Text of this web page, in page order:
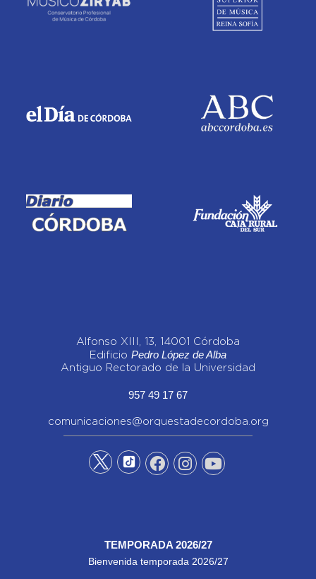
Alfonso XIII, 13, 14001 Córdoba
Edificio Pedro López de Alba
Antiguo Rectorado de la Universidad
957 49 17 67
comunicaciones@orquestadecordoba.org
TEMPORADA 2026/27
Bienvenida temporada 2026/27